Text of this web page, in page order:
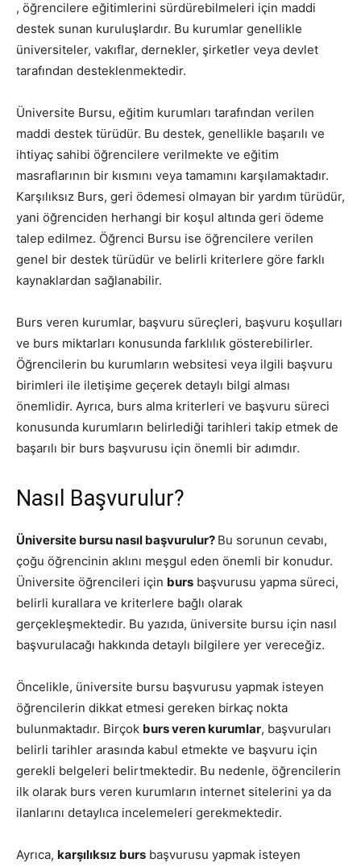
, öğrencilere eğitimlerini sürdürebilmeleri için maddi
destek sunan kuruluşlardır. Bu kurumlar genellikle
üniversiteler, vakıflar, dernekler, şirketler veya devlet
tarafından desteklenmektedir.
Üniversite Bursu, eğitim kurumları tarafından verilen
maddi destek türüdür. Bu destek, genellikle başarılı ve
ihtiyaç sahibi öğrencilere verilmekte ve eğitim
masraflarının bir kısmını veya tamamını karşılamaktadır.
Karşılıksız Burs, geri ödemesi olmayan bir yardım türüdür,
yani öğrenciden herhangi bir koşul altında geri ödeme
talep edilmez. Öğrenci Bursu ise öğrencilere verilen
genel bir destek türüdür ve belirli kriterlere göre farklı
kaynaklardan sağlanabilir.
Burs veren kurumlar, başvuru süreçleri, başvuru koşulları
ve burs miktarları konusunda farklılık gösterebilirler.
Öğrencilerin bu kurumların websitesi veya ilgili başvuru
birimleri ile iletişime geçerek detaylı bilgi alması
önemlidir. Ayrıca, burs alma kriterleri ve başvuru süreci
konusunda kurumların belirlediği tarihleri takip etmek de
başarılı bir burs başvurusu için önemli bir adımdır.
Nasıl Başvurulur?
Üniversite bursu nasıl başvurulur? Bu sorunun cevabı,
çoğu öğrencinin aklını meşgul eden önemli bir konudur.
Üniversite öğrencileri için burs başvurusu yapma süreci,
belirli kurallara ve kriterlere bağlı olarak
gerçekleşmektedir. Bu yazıda, üniversite bursu için nasıl
başvurulacağı hakkında detaylı bilgilere yer vereceğiz.
Öncelikle, üniversite bursu başvurusu yapmak isteyen
öğrencilerin dikkat etmesi gereken birkaç nokta
bulunmaktadır. Birçok burs veren kurumlar, başvuruları
belirli tarihler arasında kabul etmekte ve başvuru için
gerekli belgeleri belirtmektedir. Bu nedenle, öğrencilerin
ilk olarak burs veren kurumların internet sitelerini ya da
ilanlarını detaylıca incelemeleri gerekmektedir.
Ayrıca, karşılıksız burs başvurusu yapmak isteyen